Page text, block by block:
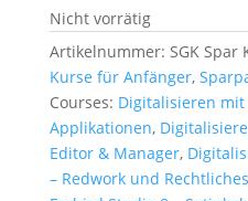
Nicht vorrätig
Artikelnummer: SGK Spar
Kurse für Anfänger,
Courses: Digitalisieren
Applikationen,
Editor & Manager,
– Redwork und Rechtliches